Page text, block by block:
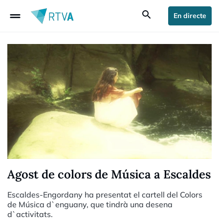
drag_handle search En directe
Agost de colors de Música a Escaldes
Escaldes-Engordany ha presentat el cartell del Colors
de Música d`enguany, que tindrà una desena
d`activitats.